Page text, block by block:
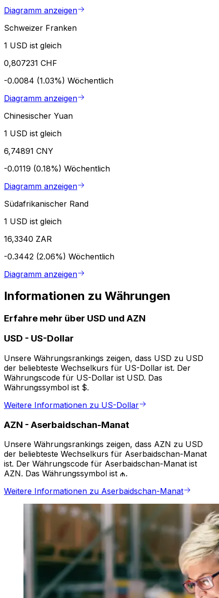
Diagramm anzeigen
Schweizer Franken
1 USD ist gleich
0,807231 CHF
-0.0084 (1.03%) Wöchentlich
Diagramm anzeigen
Chinesischer Yuan
1 USD ist gleich
6,74891 CNY
-0.0119 (0.18%) Wöchentlich
Diagramm anzeigen
Südafrikanischer Rand
1 USD ist gleich
16,3340 ZAR
-0.3442 (2.06%) Wöchentlich
Diagramm anzeigen
Informationen zu Währungen
Erfahre mehr über USD und AZN
USD - US-Dollar
Unsere Währungsrankings zeigen, dass USD zu USD
der beliebteste Wechselkurs für US-Dollar ist. Der
Währungscode für US-Dollar ist USD. Das
Währungssymbol ist $.
Weitere Informationen zu US-Dollar
AZN - Aserbaidschan-Manat
Unsere Währungsrankings zeigen, dass AZN zu USD
der beliebteste Wechselkurs für Aserbaidschan-Manat
ist. Der Währungscode für Aserbaidschan-Manat ist
AZN. Das Währungssymbol ist ₼.
Weitere Informationen zu Aserbaidschan-Manat